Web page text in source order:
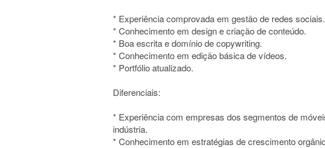
* Experiência comprovada em gestão de redes sociais.
* Conhecimento em design e criação de conteúdo.
* Boa escrita e domínio de copywriting.
* Conhecimento em edição básica de vídeos.
* Portfólio atualizado.
Diferenciais:
* Experiência com empresas dos segmentos de
indústria.
* Conhecimento em estratégias de crescimento